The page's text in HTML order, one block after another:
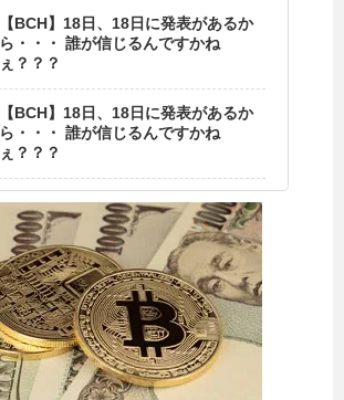
【BCH】18日、18日に発表があるか
ら・・・ 誰が信じるんですかね
ぇ？？？
【BCH】18日、18日に発表があるか
ら・・・ 誰が信じるんですかね
ぇ？？？